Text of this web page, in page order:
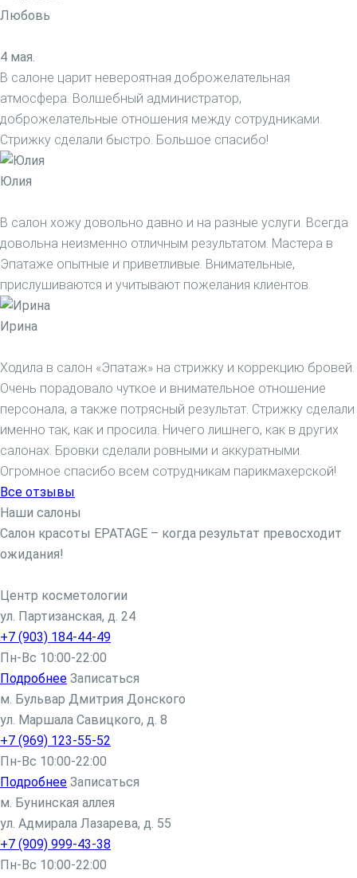
Любовь
4 мая.
В салоне царит невероятная доброжелательная
атмосфера. Волшебный администратор,
доброжелательные отношения между сотрудниками.
Стрижку сделали быстро. Большое спасибо!
Юлия
В салон хожу довольно давно и на разные услуги. Всегда
довольна неизменно отличным результатом. Мастера в
Эпатаже опытные и приветливые. Внимательные,
прислушиваются и учитывают пожелания клиентов.
Ирина
Ходила в салон «Эпатаж» на стрижку и коррекцию бровей.
Очень порадовало чуткое и внимательное отношение
персонала, а также потрясный результат. Стрижку сделали
именно так, как и просила. Ничего лишнего, как в других
салонах. Бровки сделали ровными и аккуратными.
Огромное спасибо всем сотрудникам парикмахерской!
Все отзывы
Наши салоны
Салон красоты EPATAGE – когда результат превосходит
ожидания!
Центр косметологии
ул. Партизанская, д. 24
+7 (903) 184-44-49
Пн-Вс 10:00-22:00
Подробнее Записаться
м. Бульвар Дмитрия Донского
ул. Маршала Савицкого, д. 8
+7 (969) 123-55-52
Пн-Вс 10:00-22:00
Подробнее Записаться
м. Бунинская аллея
ул. Адмирала Лазарева, д. 55
+7 (909) 999-43-38
Пн-Вс 10:00-22:00